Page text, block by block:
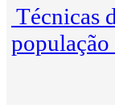
Técnicas
população